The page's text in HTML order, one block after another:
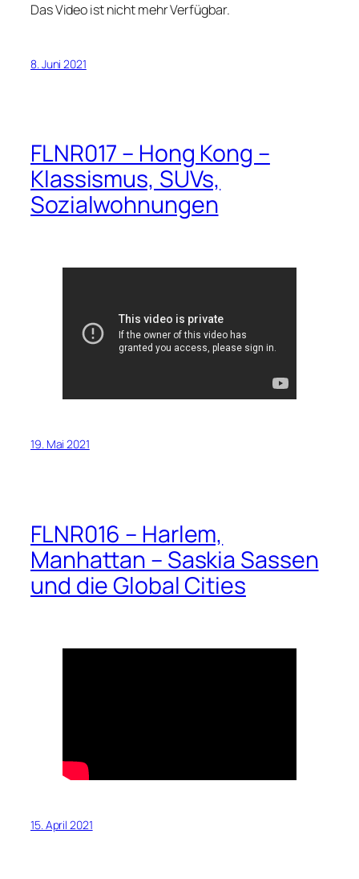
Das Video ist nicht mehr Verfügbar.
8. Juni 2021
FLNR017 – Hong Kong –
Klassismus, SUVs,
Sozialwohnungen
19. Mai 2021
FLNR016 – Harlem,
Manhattan – Saskia Sassen
und die Global Cities
15. April 2021